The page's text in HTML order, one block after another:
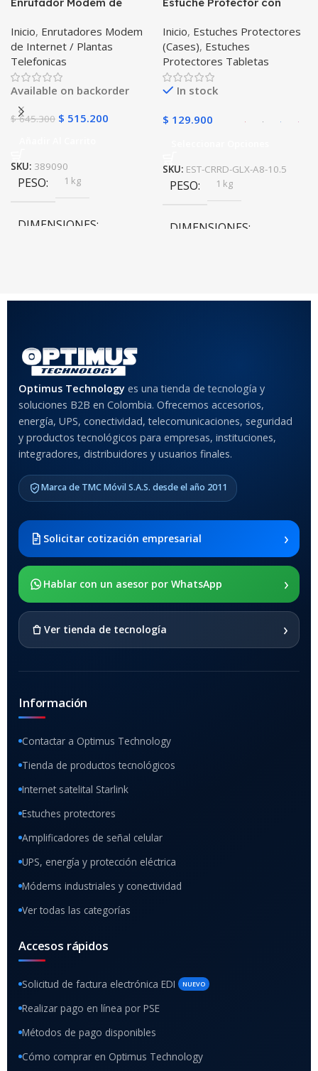
Libre Todo Operador 4G
LTE SIMCARD
Inicio, Enrutadores Modem
de Internet / Plantas
Telefonicas
Available on backorder
$645.300 $ 515.200
SKU: 389090
PESO 1 kg
DIMENSIONES
Tablet Samsung Galaxy
Tab A8 10.5 2021 – 2022
SM-x200 SM-x205 Anti
golpes con soporte
Inicio, Estuches Protectores
(Cases), Estuches
Protectores Tabletas
In stock
$ 129.900
SKU: EST-CRRD-GLX-A8-10.5
PESO 1 kg
DIMENSIONES
COLOR
Anti-Shock
MODELO DE TABLETS
COMPATIBLES
2021 SM-x200 / Samsung
Galaxy Tab A8 10.5 2021 SM-
x205
SOPORTE DE APOYO
Optimus Technology es una tienda de tecnología y
soluciones B2B en Colombia. Ofrecemos accesorios,
energía, UPS, conectividad, telecomunicaciones, seguridad
y productos tecnológicos para empresas, instituciones,
integradores, distribuidores y usuarios finales.
Marca de TMC Móvil S.A.S. desde el año 2011
Solicitar cotización empresarial ›
Hablar con un asesor por WhatsApp ›
Ver tienda de tecnología ›
Información
Contactar a Optimus Technology
Tienda de productos tecnológicos
Internet satelital Starlink
Estuches protectores
Amplificadores de señal celular
UPS, energía y protección eléctrica
Módems industriales y conectividad
Ver todas las categorías
Accesos rápidos
Solicitud de factura electrónica EDI NUEVO
Realizar pago en línea por PSE
Métodos de pago disponibles
Cómo comprar en Optimus Technology